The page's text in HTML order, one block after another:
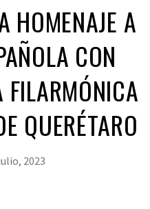
HOMENAJE A
CON
FILARMÓNICA
QUERÉTARO
2023